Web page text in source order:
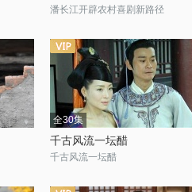
潘长江开辟农村喜剧新路径
全30集
千古风流一坛醋
千古风流一坛醋